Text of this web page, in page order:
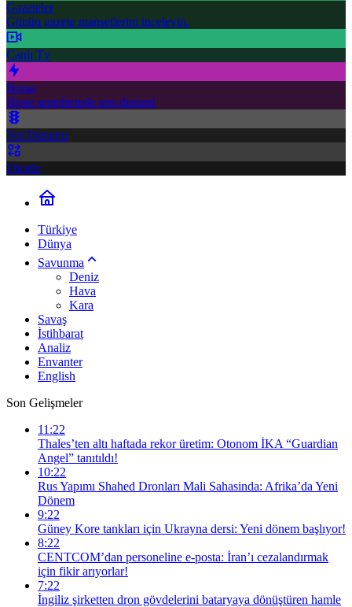
Gazeteler
Günün gazete manşetlerini inceleyin.
Canlı Tv
Borsa
Hisse senetlerinde son durum!
Yol Durumu
Fikstür
Türkiye
Dünya
Savunma
Deniz
Hava
Kara
Savaş
İstihbarat
Analiz
Envanter
English
Son Gelişmeler
11:22
Thales’ten altı haftada rekor üretim: Otonom İKA “Guardian
Angel” tanıtıldı!
10:22
Rus Yapımı Shahed Dronları Mali Sahasinda: Afrika’da Yeni
Dönem
9:22
Güney Kore tankları için Ukrayna dersi: Yeni dönem başlıyor!
8:22
CENTCOM’dan personeline e-posta: İran’ı cezalandırmak
için fikir arıyorlar!
7:22
İngiliz şirketten dron gövdelerini bataryaya dönüştüren hamle